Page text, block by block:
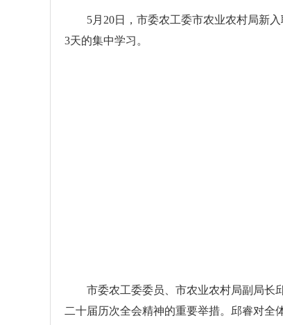
5月20日，市委农工委市农业农村局新入
3天的集中学习。
市委农工委委员、市农业农村局副局长邱
二十届历次全会精神的重要举措。邱睿对全